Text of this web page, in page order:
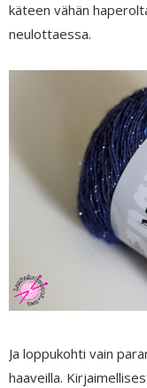
käteen vähän
neulottaessa.
Ja loppukohti vain
haaveilla.